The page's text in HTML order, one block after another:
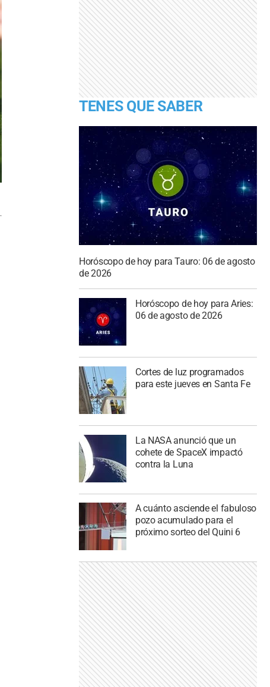
TENES QUE SABER
Horóscopo de hoy para Tauro: 06 de agosto
de 2026
Horóscopo de hoy para Aries:
06 de agosto de 2026
Cortes de luz programados
para este jueves en Santa Fe
La NASA anunció que un
cohete de SpaceX impactó
contra la Luna
A cuánto asciende el fabuloso
pozo acumulado para el
próximo sorteo del Quini 6